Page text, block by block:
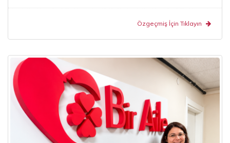
Özgeçmiş İçin Tıklayın